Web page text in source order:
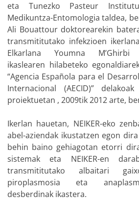
eta Tunezko Pasteur
Medikuntza-Entomologia taldea,
Ali Bouattour doktorearekin
transmititutako infekzioen
Elkarlana Youmna M’Ghirbi
ikaslearen hilabeteko
“Agencia Española para el
Internacional (AECID)”
proiektuetan , 2009tik 2012 arte,
Ikerlan hauetan, NEIKER-eko
abel-aziendak ikustatzen egon
behin baino gehiagotan etorri
sistemak eta NEIKER-en
transmititutako albaitari
piroplasmosia eta
desberdinak ikastera.